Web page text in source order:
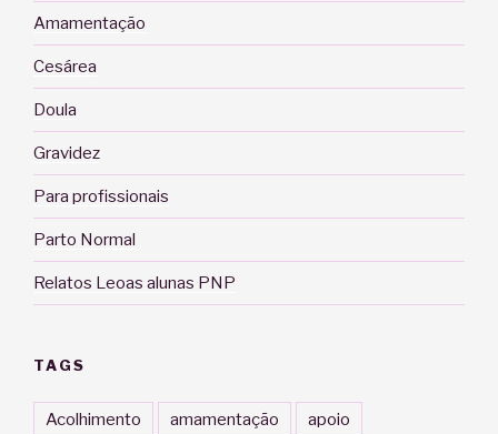
Amamentação
Cesárea
Doula
Gravidez
Para profissionais
Parto Normal
Relatos Leoas alunas PNP
TAGS
Acolhimento amamentação apoio